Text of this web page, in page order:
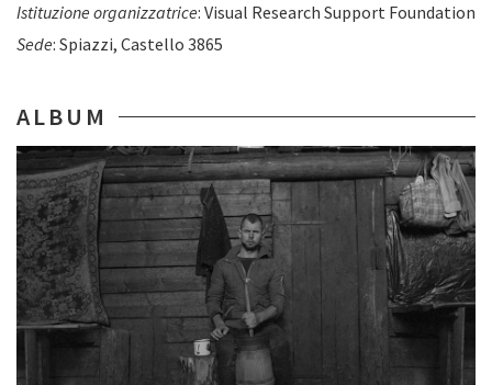
Istituzione organizzatrice: Visual Research Support Foundation
Sede: Spiazzi, Castello 3865
ALBUM